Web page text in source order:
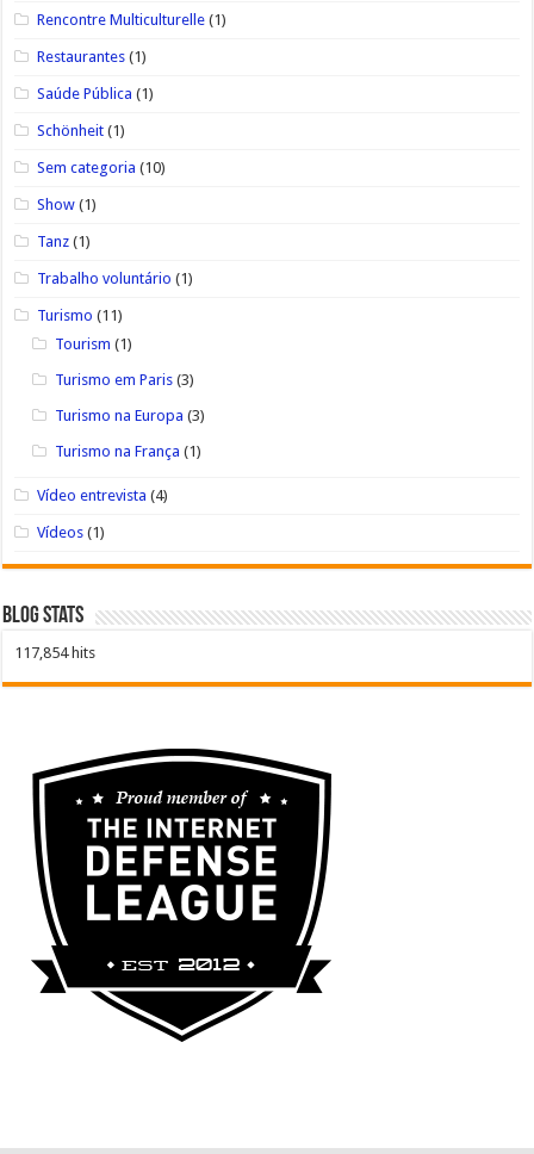
Rencontre Multiculturelle (1)
Restaurantes (1)
Saúde Pública (1)
Schönheit (1)
Sem categoria (10)
Show (1)
Tanz (1)
Trabalho voluntário (1)
Turismo (11)
Tourism (1)
Turismo em Paris (3)
Turismo na Europa (3)
Turismo na França (1)
Vídeo entrevista (4)
Vídeos (1)
Blog Stats
117,854 hits